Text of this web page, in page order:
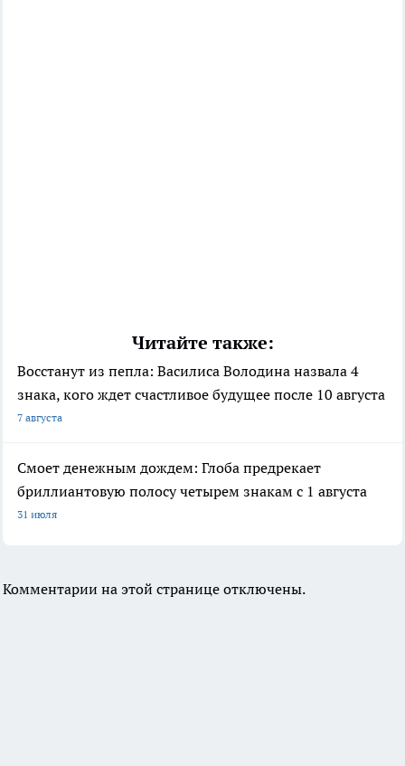
Читайте также:
Восстанут из пепла: Василиса Володина назвала 4
знака, кого ждет счастливое будущее после 10 августа
7 августа
Смоет денежным дождем: Глоба предрекает
бриллиантовую полосу четырем знакам с 1 августа
31 июля
Комментарии на этой странице отключены.